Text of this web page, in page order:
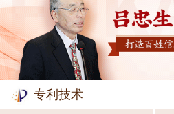
专利技术